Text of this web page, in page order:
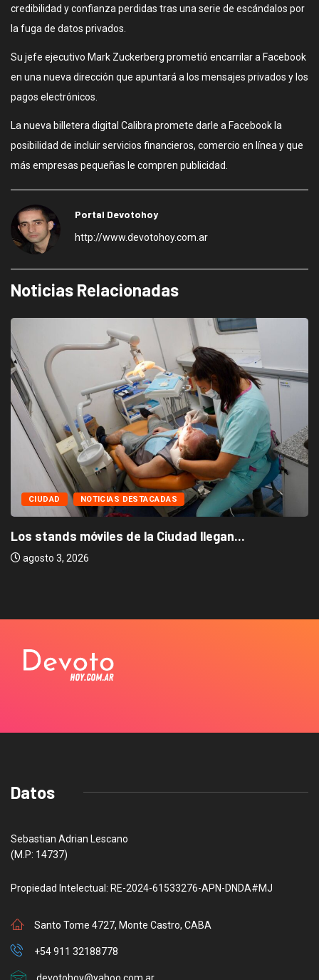
credibilidad y confianza perdidas tras una serie de escándalos por
la fuga de datos privados.
Su jefe ejecutivo Mark Zuckerberg prometió encarrilar a Facebook
en una nueva dirección que apuntará a los mensajes privados y los
pagos electrónicos.
La nueva billetera digital Calibra promete darle a Facebook la
posibilidad de incluir servicios financieros, comercio en línea y que
más empresas pequeñas le compren publicidad.
Portal Devotohoy
http://www.devotohoy.com.ar
Noticias Relacionadas
CIUDAD NOTICIAS DESTACADAS
Los stands móviles de la Ciudad llegan...
agosto 3, 2026
Datos
Sebastian Adrian Lescano
(M.P: 14737)
Propiedad Intelectual: RE-2024-61533276-APN-DNDA#MJ
Santo Tome 4727, Monte Castro, CABA
+54 911 32188778
devotohoy@yahoo.com.ar